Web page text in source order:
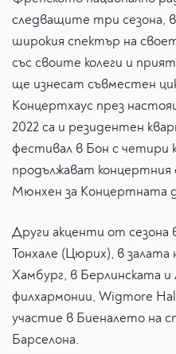
следващите три сезона,
широкия спектър на
със своите колеги и
ще изнесат съвместен
Концертхаус през
2022 са и резидентен
фестивал в Бон с четири
продължават
Мюнхен за Концертната
Други акценти от
Тонхале (Цюрих), в
Хамбург, в Берлинската
филхармонии, Wigmore
участие в Биеналето на
Барселона.